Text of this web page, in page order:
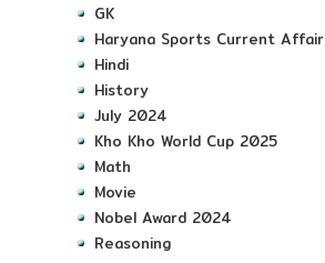
GK
Haryana Sports Current Affair
Hindi
History
July 2024
Kho Kho World Cup 2025
Math
Movie
Nobel Award 2024
Reasoning